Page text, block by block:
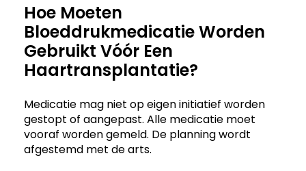
Hoe Moeten
Bloeddrukmedicatie Worden
Gebruikt Vóór Een
Haartransplantatie?
Medicatie mag niet op eigen initiatief worden
gestopt of aangepast. Alle medicatie moet
vooraf worden gemeld. De planning wordt
afgestemd met de arts.